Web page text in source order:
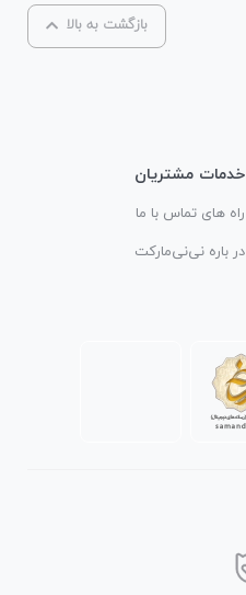
بازگشت به بالا
خدمات مشتریان
راه های تماس با ما
در باره نی‌نی‌مارکت